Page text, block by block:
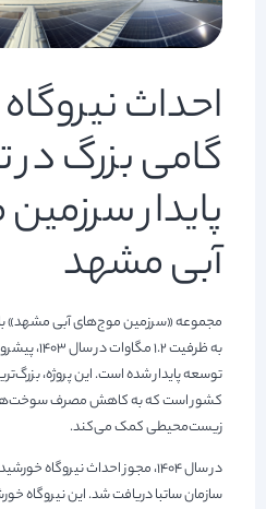
احداث
گامی بزرگ
پایدار
آبی مشهد
مجموعه «سرزمین موج‌های آبی مشهد» با
به ظرفیت ۱.۲
توسعه پایدار شده است. این پروژه،
کشور است که به کاهش مصرف
زیست‌محیطی کمک می‌کند.
سازمان ساتبا دریافت شد. این نیروگاه